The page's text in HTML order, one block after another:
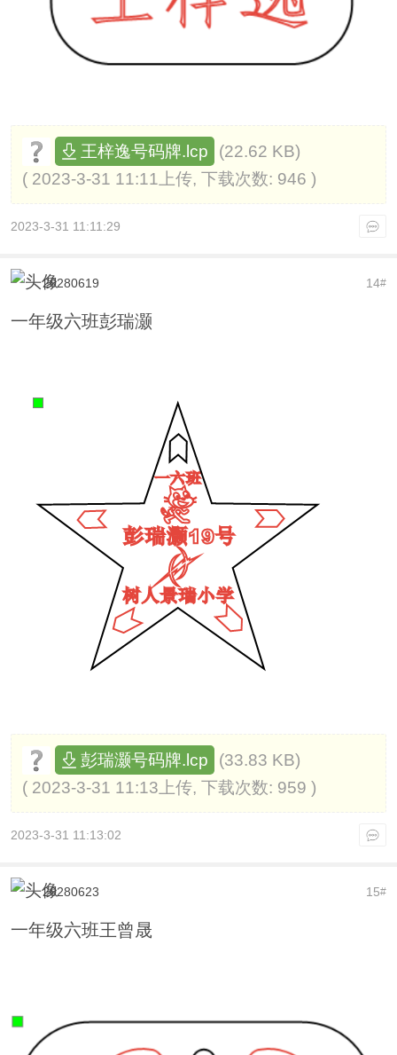
王梓逸号码牌.lcp
(22.62 KB)
( 2023-3-31 11:11上传, 下载次数: 946 )
2023-3-31 11:11:29
14#
20280619
一年级六班彭瑞灏
彭瑞灏号码牌.lcp
(33.83 KB)
( 2023-3-31 11:13上传, 下载次数: 959 )
2023-3-31 11:13:02
15#
20280623
一年级六班王曾晟